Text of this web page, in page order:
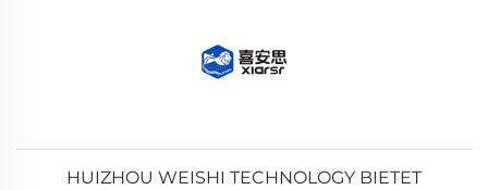
HUIZHOU WEISHI TECHNOLOGY BIETET